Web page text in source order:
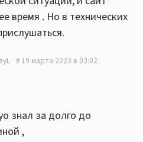
время . Но в технических
19 марта 2023 в 03:02
знал за долго до
,